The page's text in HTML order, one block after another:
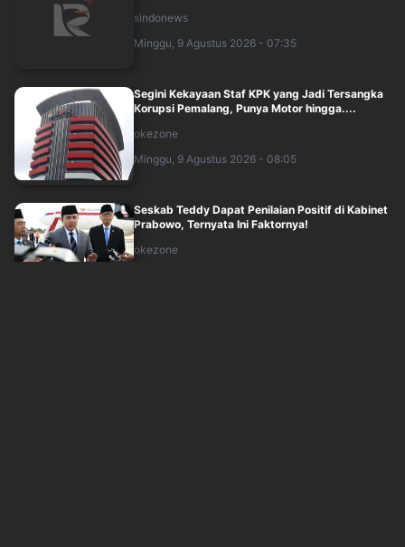
sindonews
Minggu, 9 Agustus 2026 - 07:35
Segini Kekayaan Staf KPK yang Jadi Tersangka
Korupsi Pemalang, Punya Motor hingga....
okezone
Minggu, 9 Agustus 2026 - 08:05
Seskab Teddy Dapat Penilaian Positif di Kabinet
Prabowo, Ternyata Ini Faktornya!
okezone